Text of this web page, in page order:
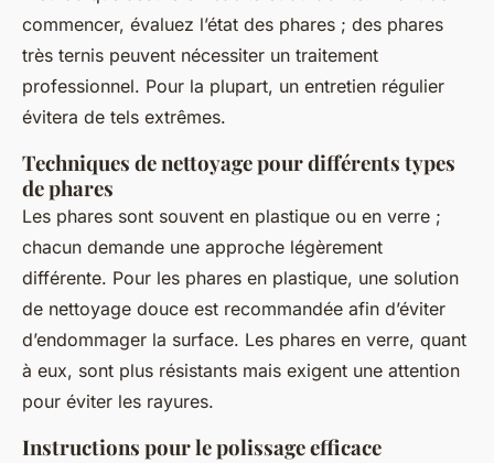
commencer, évaluez l’état des phares ; des phares
très ternis peuvent nécessiter un traitement
professionnel. Pour la plupart, un entretien régulier
évitera de tels extrêmes.
Techniques de nettoyage pour différents types
de phares
Les phares sont souvent en plastique ou en verre ;
chacun demande une approche légèrement
différente. Pour les phares en plastique, une solution
de nettoyage douce est recommandée afin d’éviter
d’endommager la surface. Les phares en verre, quant
à eux, sont plus résistants mais exigent une attention
pour éviter les rayures.
Instructions pour le polissage efficace